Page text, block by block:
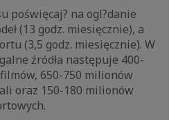
poświęcaj? na ogl?danie
(13 godz. miesięcznie), a
(3,5 godz. miesięcznie). W
źródła następuje 400-
650-750 milionów
oraz 150-180 milionów